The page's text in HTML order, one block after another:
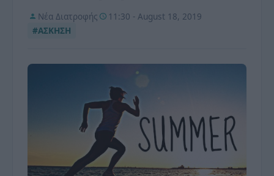
Νέα Διατροφής
11:30 - August 18, 2019
#ΑΣΚΗΣΗ